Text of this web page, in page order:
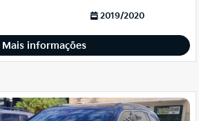
2019/2020
Mais informações